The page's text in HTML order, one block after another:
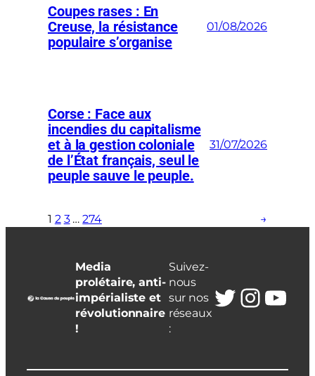
Coupes rases : En
Creuse, la résistance
populaire s’organise
01/08/2026
Corse : Face aux
incendies du capitalisme
et à la gestion coloniale
de l’État français, seul le
peuple sauve le peuple.
31/07/2026
1 2 3 … 274 →
Media
prolétaire, anti-
impérialiste et
révolutionnaire
!
Suivez-
nous
sur nos
réseaux
:
Twitter